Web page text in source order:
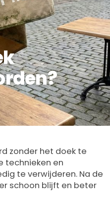
zonder het doek te
technieken en
te verwijderen. Na de
schoon blijft en beter